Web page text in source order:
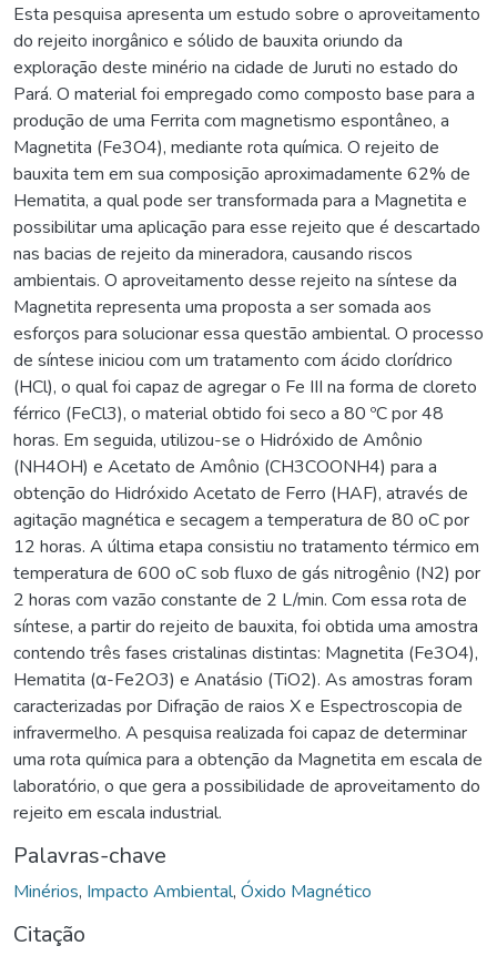
Esta pesquisa apresenta um estudo sobre o aproveitamento
do rejeito inorgânico e sólido de bauxita oriundo da
exploração deste minério na cidade de Juruti no estado do
Pará. O material foi empregado como composto base para a
produção de uma Ferrita com magnetismo espontâneo, a
Magnetita (Fe3O4), mediante rota química. O rejeito de
bauxita tem em sua composição aproximadamente 62% de
Hematita, a qual pode ser transformada para a Magnetita e
possibilitar uma aplicação para esse rejeito que é descartado
nas bacias de rejeito da mineradora, causando riscos
ambientais. O aproveitamento desse rejeito na síntese da
Magnetita representa uma proposta a ser somada aos
esforços para solucionar essa questão ambiental. O processo
de síntese iniciou com um tratamento com ácido clorídrico
(HCl), o qual foi capaz de agregar o Fe III na forma de cloreto
férrico (FeCl3), o material obtido foi seco a 80 ºC por 48
horas. Em seguida, utilizou-se o Hidróxido de Amônio
(NH4OH) e Acetato de Amônio (CH3COONH4) para a
obtenção do Hidróxido Acetato de Ferro (HAF), através de
agitação magnética e secagem a temperatura de 80 oC por
12 horas. A última etapa consistiu no tratamento térmico em
temperatura de 600 oC sob fluxo de gás nitrogênio (N2) por
2 horas com vazão constante de 2 L/min. Com essa rota de
síntese, a partir do rejeito de bauxita, foi obtida uma amostra
contendo três fases cristalinas distintas: Magnetita (Fe3O4),
Hematita (α-Fe2O3) e Anatásio (TiO2). As amostras foram
caracterizadas por Difração de raios X e Espectroscopia de
infravermelho. A pesquisa realizada foi capaz de determinar
uma rota química para a obtenção da Magnetita em escala de
laboratório, o que gera a possibilidade de aproveitamento do
rejeito em escala industrial.
Palavras-chave
Minérios, Impacto Ambiental, Óxido Magnético
Citação